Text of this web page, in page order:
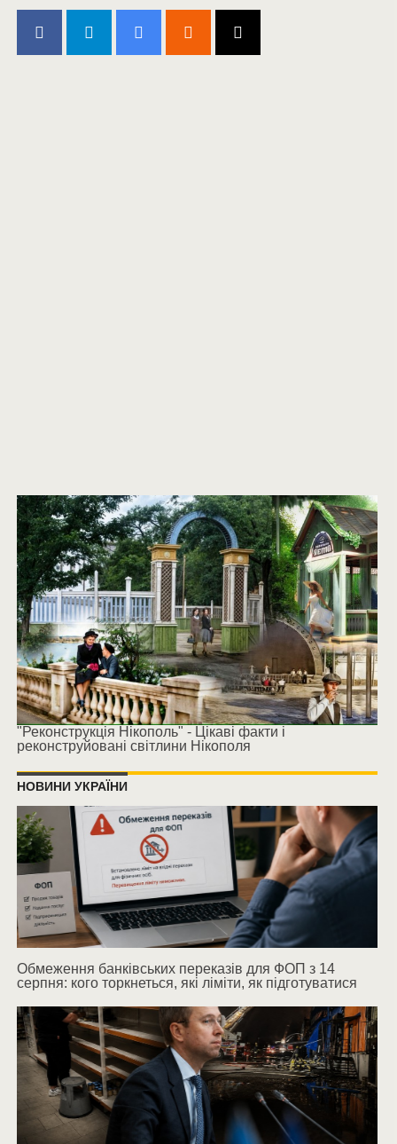
"Реконструкція Нікополь" - Цікаві факти і
реконструйовані світлини Нікополя
НОВИНИ УКРАЇНИ
Обмеження банківських переказів для ФОП з 14
серпня: кого торкнеться, які ліміти, як підготуватися